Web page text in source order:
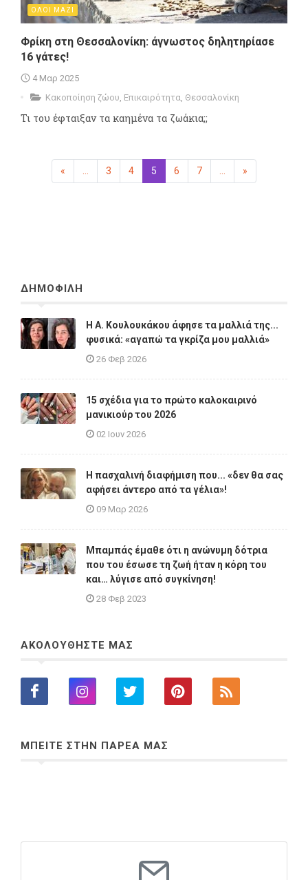
ΟΛΟΙ ΜΑΖΙ
Φρίκη στη Θεσσαλονίκη: άγνωστος δηλητηρίασε
16 γάτες!
4 Μαρ 2025
Κακοποίηση ζώου Επικαιρότητα Θεσσαλονίκη
Τι του έφταιξαν τα καημένα τα ζωάκια;;
« Προηγούμενη
3 4 5 (επιλεγμένη)
6 7 »
ΔΗΜΟΦΙΛΗ
Η A. Κουλουκάκου άφησε τα μαλλιά της...
φυσικά: «αγαπώ τα γκρίζα μου μαλλιά»
26 Φεβ 2026
15 σχέδια για το πρώτο καλοκαιρινό
μανικιούρ του 2026
02 Ιουν 2026
Η πασχαλινή διαφήμιση που... «δεν θα σας
αφήσει άντερο από τα γέλια»!
09 Μαρ 2026
Μπαμπάς έμαθε ότι η ανώνυμη δότρια
που του έσωσε τη ζωή ήταν η κόρη του
και… λύγισε από συγκίνηση!
28 Φεβ 2023
ΑΚΟΛΟΥΘΗΣΤΕ ΜΑΣ
ΜΠΕΙΤΕ ΣΤΗΝ ΠΑΡΕΑ ΜΑΣ